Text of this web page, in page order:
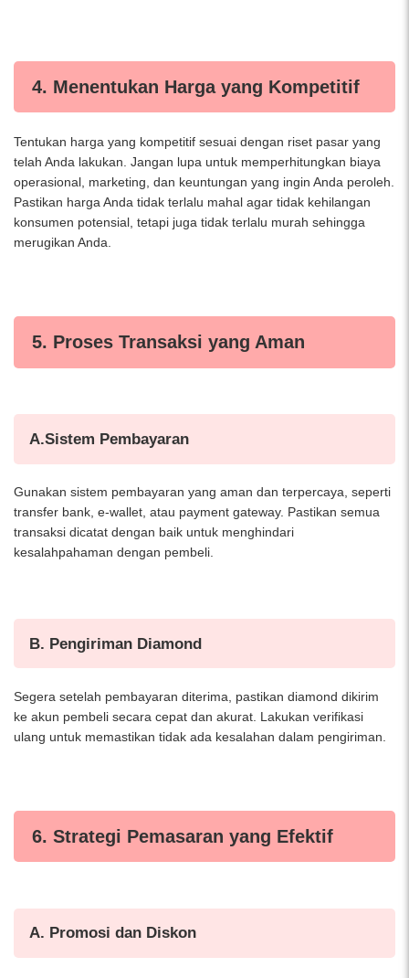
4. Menentukan Harga yang Kompetitif
Tentukan harga yang kompetitif sesuai dengan riset pasar yang
telah Anda lakukan. Jangan lupa untuk memperhitungkan biaya
operasional, marketing, dan keuntungan yang ingin Anda peroleh.
Pastikan harga Anda tidak terlalu mahal agar tidak kehilangan
konsumen potensial, tetapi juga tidak terlalu murah sehingga
merugikan Anda.
5. Proses Transaksi yang Aman
A.Sistem Pembayaran
Gunakan sistem pembayaran yang aman dan terpercaya, seperti
transfer bank, e-wallet, atau payment gateway. Pastikan semua
transaksi dicatat dengan baik untuk menghindari
kesalahpahaman dengan pembeli.
B. Pengiriman Diamond
Segera setelah pembayaran diterima, pastikan diamond dikirim
ke akun pembeli secara cepat dan akurat. Lakukan verifikasi
ulang untuk memastikan tidak ada kesalahan dalam pengiriman.
6. Strategi Pemasaran yang Efektif
A. Promosi dan Diskon